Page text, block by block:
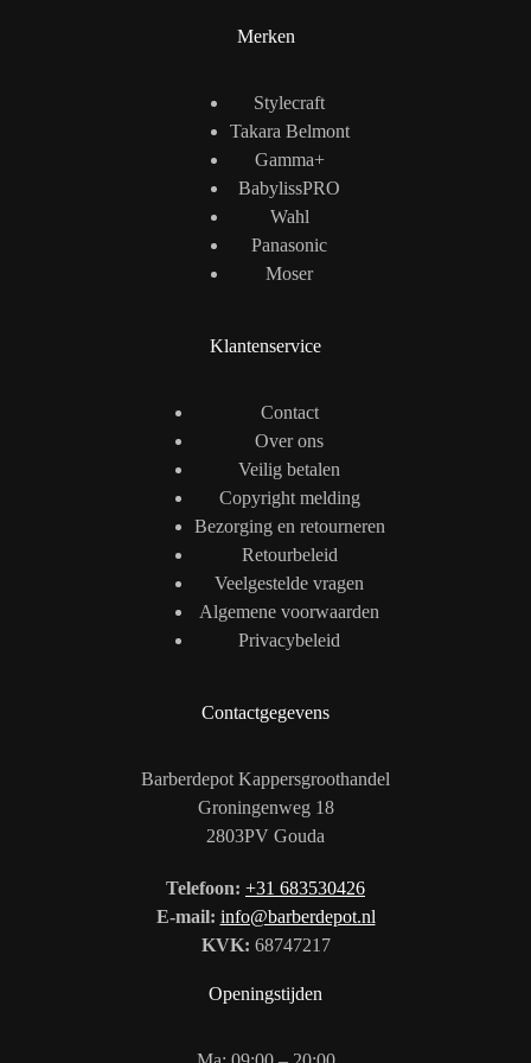
Merken
Stylecraft
Takara Belmont
Gamma+
BabylissPRO
Wahl
Panasonic
Moser
Klantenservice
Contact
Over ons
Veilig betalen
Copyright melding
Bezorging en retourneren
Retourbeleid
Veelgestelde vragen
Algemene voorwaarden
Privacybeleid
Contactgegevens
Barberdepot Kappersgroothandel
Groningenweg 18
2803PV Gouda
Telefoon: +31 683530426
E-mail: info@barberdepot.nl
KVK: 68747217
Openingstijden